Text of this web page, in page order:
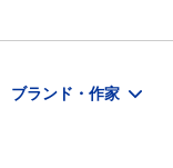
ブランド・作家